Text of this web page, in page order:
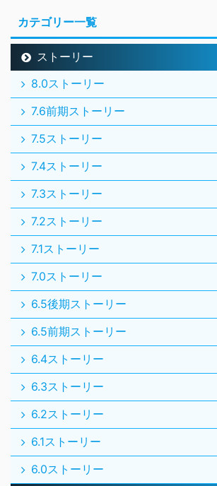
カテゴリー一覧
ストーリー
8.0ストーリー
7.6前期ストーリー
7.5ストーリー
7.4ストーリー
7.3ストーリー
7.2ストーリー
7.1ストーリー
7.0ストーリー
6.5後期ストーリー
6.5前期ストーリー
6.4ストーリー
6.3ストーリー
6.2ストーリー
6.1ストーリー
6.0ストーリー